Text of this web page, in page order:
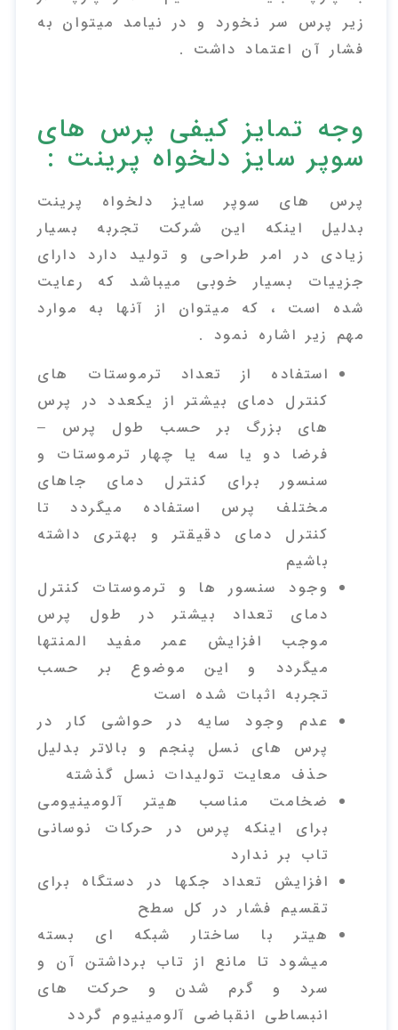
زیر پرس سر نخورد و در نیامد میتوان به
فشار آن اعتماد داشت .
وجه تمایز کیفی پرس های
سوپر سایز دلخواه پرینت :
پرس های سوپر سایز دلخواه پرینت
بدلیل اینکه این شرکت تجربه بسیار
زیادی در امر طراحی و تولید دارد دارای
جزییات بسیار خوبی میباشد که رعایت
شده است ، که میتوان از آنها به موارد
مهم زیر اشاره نمود .
استفاده از تعداد ترموستات های
کنترل دمای بیشتر از یکعدد در پرس
های بزرگ بر حسب طول پرس –
فرضا دو یا سه یا چهار ترموستات و
سنسور برای کنترل دمای جاهای
مختلف پرس استفاده میگردد تا
کنترل دمای دقیقتر و بهتری داشته
باشیم
وجود سنسور ها و ترموستات کنترل
دمای تعداد بیشتر در طول پرس
موجب افزایش عمر مفید المنتها
میگردد و این موضوع بر حسب
تجربه اثبات شده است
عدم وجود سایه در حواشی کار در
پرس های نسل پنجم و بالاتر بدلیل
حذف معایت تولیدات نسل گذشته
ضخامت مناسب هیتر آلومینیومی
برای اینکه پرس در حرکات نوسانی
تاب بر ندارد
افزایش تعداد جکها در دستگاه برای
تقسیم فشار در کل سطح
هیتر با ساختار شبکه ای بسته
میشود تا مانع از تاب برداشتن آن و
سرد و گرم شدن و حرکت های
انبساطی انقباضی آلومینیوم گردد